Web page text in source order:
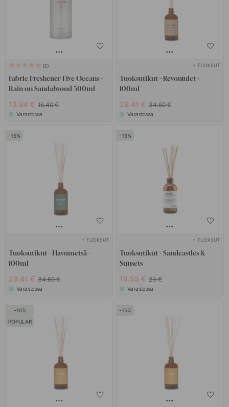
2
Fabric Freshener Five Oceans -
Rain on Sandalwood 500ml
13.94 € 16.40 €
Varastossa
+ TUOKSUT
Tuoksutikut - Revontulet -
100ml
29.41 € 34.60 €
Varastossa
15
+ TUOKSUT
Tuoksutikut - Havumetsä -
100ml
29.41 € 34.60 €
Varastossa
15
+ TUOKSUT
Tuoksutikut - Sandcastles &
Sunsets
19.55 € 23 €
Varastossa
15
POPULAR
15